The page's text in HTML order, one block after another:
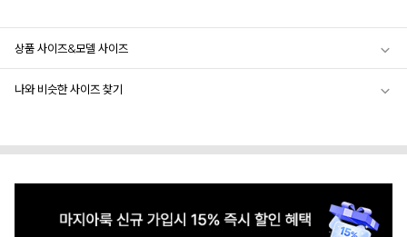
상품 사이즈&모델 사이즈
나와 비슷한 사이즈 찾기